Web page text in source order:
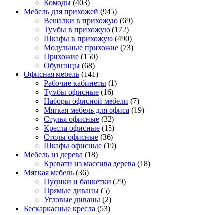
Комоды (403)
Мебель для прихожей (945)
Вешалки в прихожую (69)
Тумбы в прихожую (172)
Шкафы в прихожую (490)
Модульные прихожие (73)
Прихожие (150)
Обувницы (68)
Офисная мебель (141)
Рабочие кабинеты (1)
Тумбы офисные (16)
Наборы офисной мебели (7)
Мягкая мебель для офиса (19)
Стулья офисные (32)
Кресла офисные (15)
Столы офисные (36)
Шкафы офисные (19)
Мебель из дерева (18)
Кровати из массива дерева (18)
Мягкая мебель (36)
Пуфики и банкетки (29)
Прямые диваны (5)
Угловые диваны (2)
Бескаркасные кресла (53)